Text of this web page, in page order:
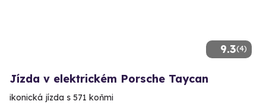
9.3(4)
Jízda v elektrickém Porsche Taycan
ikonická jízda s 571 koňmi